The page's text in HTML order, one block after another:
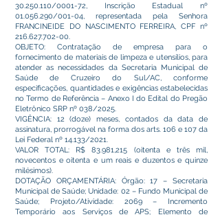
30.250.110/0001-72, Inscrição Estadual nº
01.056.290/001-04, representada pela Senhora
FRANCINEIDE DO NASCIMENTO FERREIRA, CPF nº
216.627.702-00.
OBJETO: Contratação de empresa para o
fornecimento de materiais de limpeza e utensílios, para
atender as necessidades da Secretaria Municipal de
Saúde de Cruzeiro do Sul/AC, conforme
especificações, quantidades e exigências estabelecidas
no Termo de Referência – Anexo I do Edital do Pregão
Eletrônico SRP nº 038/2025.
VIGÊNCIA: 12 (doze) meses, contados da data de
assinatura, prorrogável na forma dos arts. 106 e 107 da
Lei Federal nº 14.133/2021.
VALOR TOTAL: R$ 83.981,215 (oitenta e três mil,
novecentos e oitenta e um reais e duzentos e quinze
milésimos).
DOTAÇÃO ORÇAMENTÁRIA: Órgão: 17 – Secretaria
Municipal de Saúde; Unidade: 02 – Fundo Municipal de
Saúde; Projeto/Atividade: 2069 – Incremento
Temporário aos Serviços de APS; Elemento de